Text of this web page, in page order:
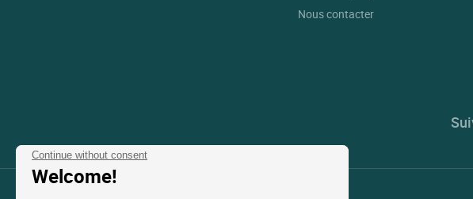
Continue without consent
Welcome!
Nous contacter